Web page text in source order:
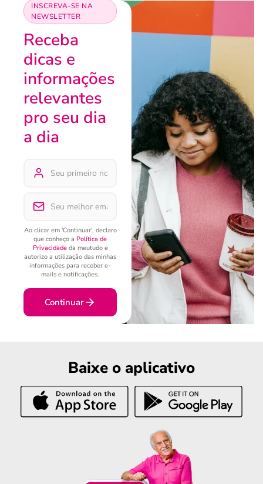
INSCREVA-SE NA
NEWSLETTER
Receba
dicas e
informações
relevantes
pro seu dia
a dia
Ao clicar em 'Continuar', declaro
que conheço a Política de
Privacidadeda meutudo e
autorizo a utilização das minhas
informações para receber e-
mails e notificações.
Continuar
Baixe o aplicativo